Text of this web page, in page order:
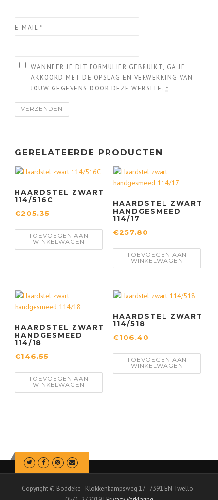
E-MAIL *
WANNEER JE DIT FORMULIER GEBRUIKT, GA JE
AKKOORD MET DE OPSLAG EN VERWERKING VAN
JOUW GEGEVENS DOOR DEZE WEBSITE. *
GERELATEERDE PRODUCTEN
HAARDSTEL ZWART
114/516C
€205.35
TOEVOEGEN AAN
WINKELWAGEN
HAARDSTEL ZWART
HANDGESMEED
114/17
€257.80
TOEVOEGEN AAN
WINKELWAGEN
HAARDSTEL ZWART
HANDGESMEED
114/18
€146.55
TOEVOEGEN AAN
WINKELWAGEN
HAARDSTEL ZWART
114/518
€106.40
TOEVOEGEN AAN
WINKELWAGEN
Copyright © Boddeke - Klokkenkampsweg 17 - 7391 EN Twello -